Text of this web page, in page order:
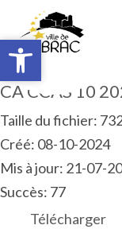
Ouvrir la barre d’outils
CA CCAS 10
Taille du fichier:
Créé: 08-10-2024
Mis à jour: 21-07-
Succès: 77
Télécharger
Ouvrir la barre d’outils